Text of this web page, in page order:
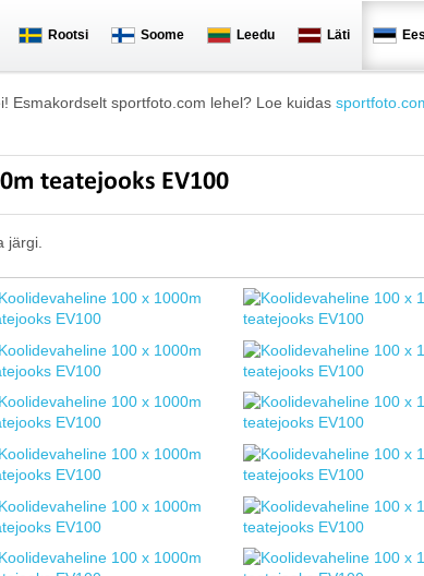
Rootsi Soome Leedu Läti
Esmakordselt sportfoto.com lehel? Loe kuidas
teatejooks EV100
järgi.